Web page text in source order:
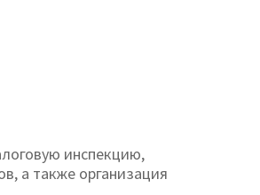
инспекцию,
а также организация